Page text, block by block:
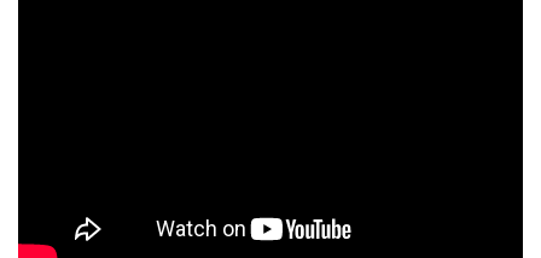
Directed by Jim Parisi. VOA Studio Technicians: Charles Wood